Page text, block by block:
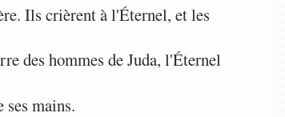
Ils crièrent à l'Éternel, et les
des hommes de Juda, l'Éternel
mains.